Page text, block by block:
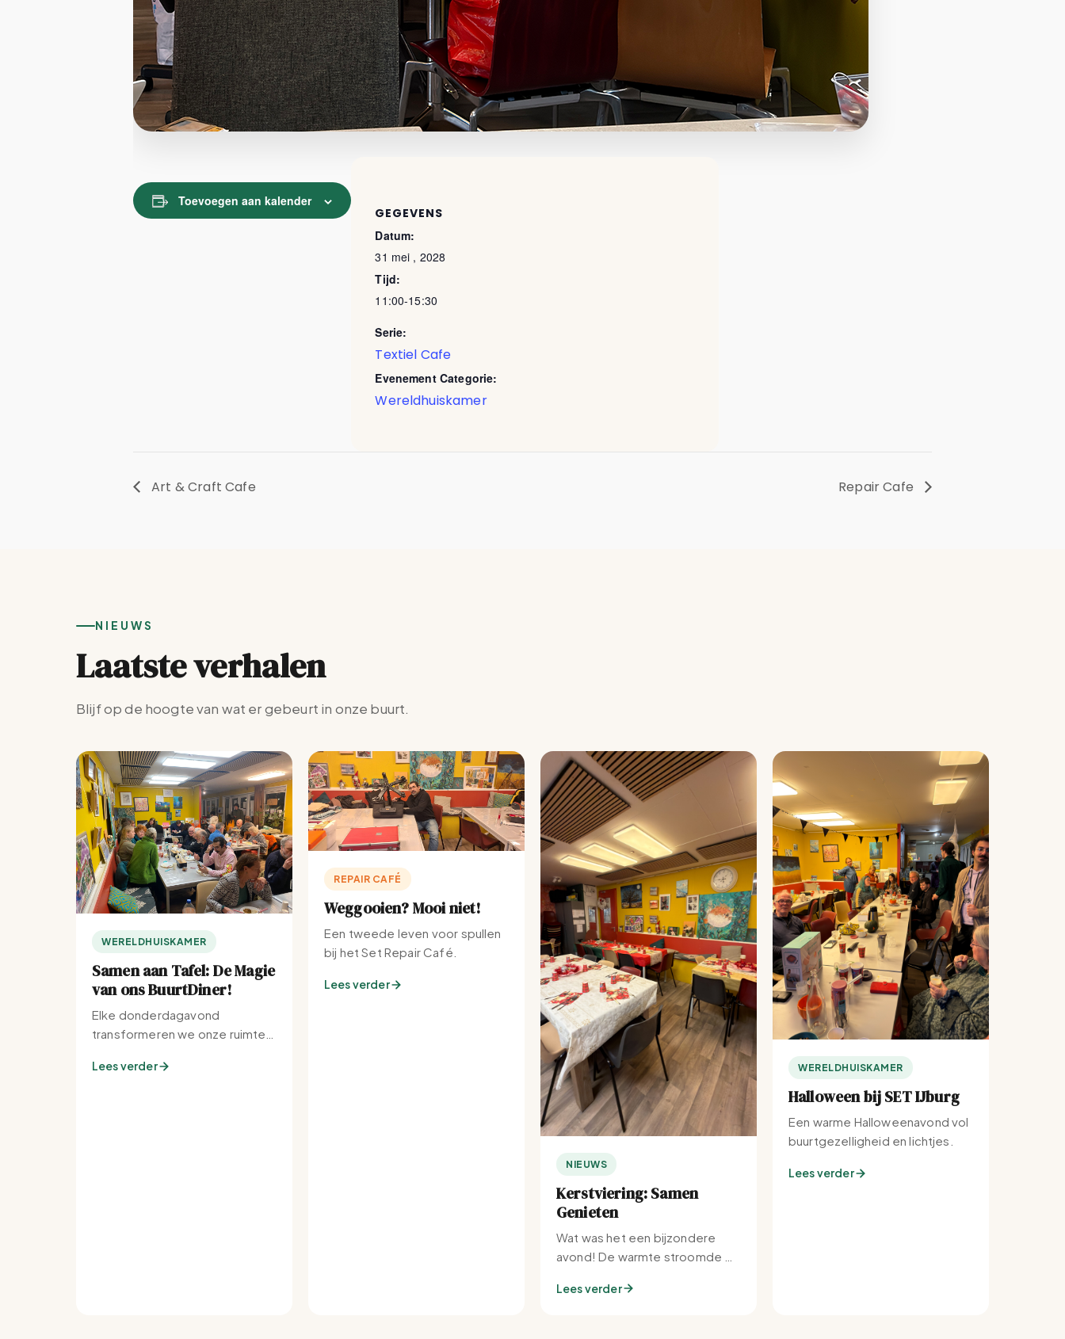
Toevoegen aan kalender
GEGEVENS
Datum:
31 mei , 2028
Tijd:
11:00-15:30
Serie:
Textiel Cafe
Evenement Categorie:
Wereldhuiskamer
Art & Craft Cafe Repair Cafe
NIEUWS
Laatste verhalen
Blijf op de hoogte van wat er gebeurt in onze buurt.
WERELDHUISKAMER
Samen aan Tafel: De Magie
van ons BuurtDiner!
Elke donderdagavond
transformeren we onze ruimte
buurt.
Lees verder
REPAIR CAFÉ
Weggooien? Mooi niet!
Een tweede leven voor spullen
bij het Set Repair Café.
Lees verder
NIEUWS
Kerstviering: Samen
Genieten
Wat was het een bijzondere
avond! De warmte stroomde bij
Lees verder
WERELDHUISKAMER
Halloween bij SET IJburg
Een warme Halloweenavond vol
buurtgezelligheid en lichtjes.
Lees verder